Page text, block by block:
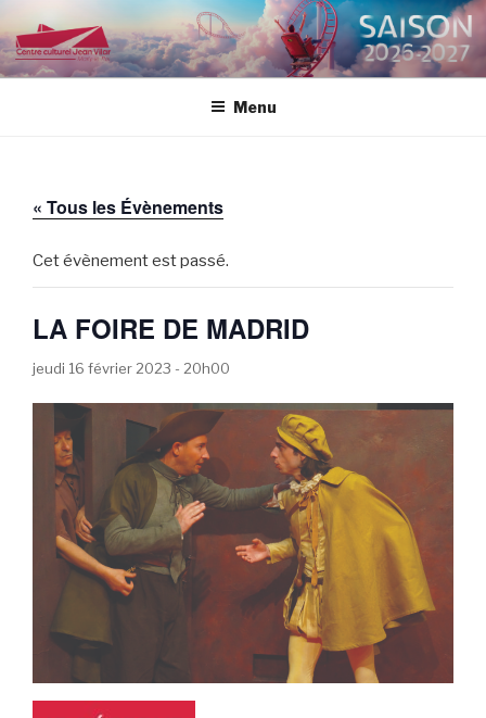
au
contenu
CENTRE CULTUREL JEAN
VILAR
Menu
« Tous les Évènements
Cet évènement est passé.
LA FOIRE DE MADRID
jeudi 16 février 2023 - 20h00